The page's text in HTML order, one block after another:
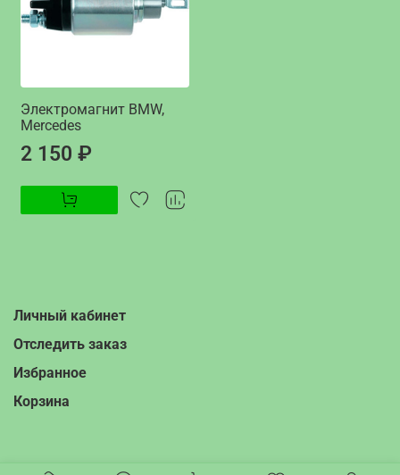
Электромагнит BMW,
Mercedes
2 150 ₽
Личный кабинет
Отследить заказ
Избранное
Корзина